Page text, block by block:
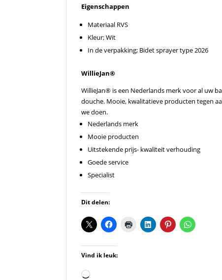
Eigenschappen
Materiaal RVS
Kleur; Wit
In de verpakking; Bidet sprayer type 2026
WillieJan®
WillieJan® is een Nederlands merk voor al uw
douche. Mooie, kwalitatieve producten tegen
we doen.
Nederlands merk
Mooie producten
Uitstekende prijs- kwaliteit verhouding
Goede service
Specialist
Dit delen:
Vind ik leuk:
Aan